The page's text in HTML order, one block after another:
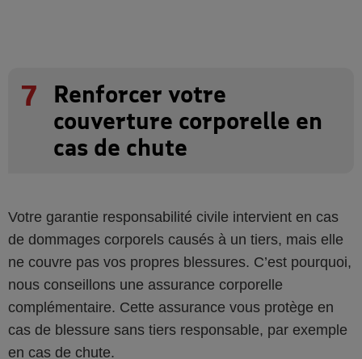
7
Renforcer votre
couverture corporelle en
cas de chute
Votre garantie responsabilité civile intervient en cas
de dommages corporels causés à un tiers, mais elle
ne couvre pas vos propres blessures. C’est pourquoi,
nous conseillons une assurance corporelle
complémentaire. Cette assurance vous protège en
cas de blessure sans tiers responsable, par exemple
en cas de chute.